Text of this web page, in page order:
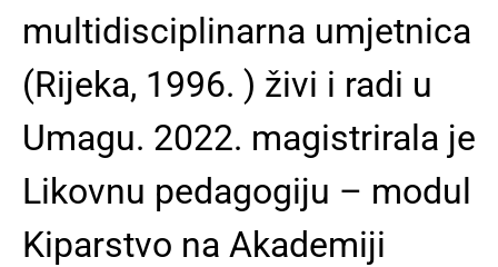
multidisciplinarna umjetnica
(Rijeka, 1996. ) živi i radi u
Umagu. 2022. magistrirala je
Likovnu pedagogiju – modul
Kiparstvo na Akademiji